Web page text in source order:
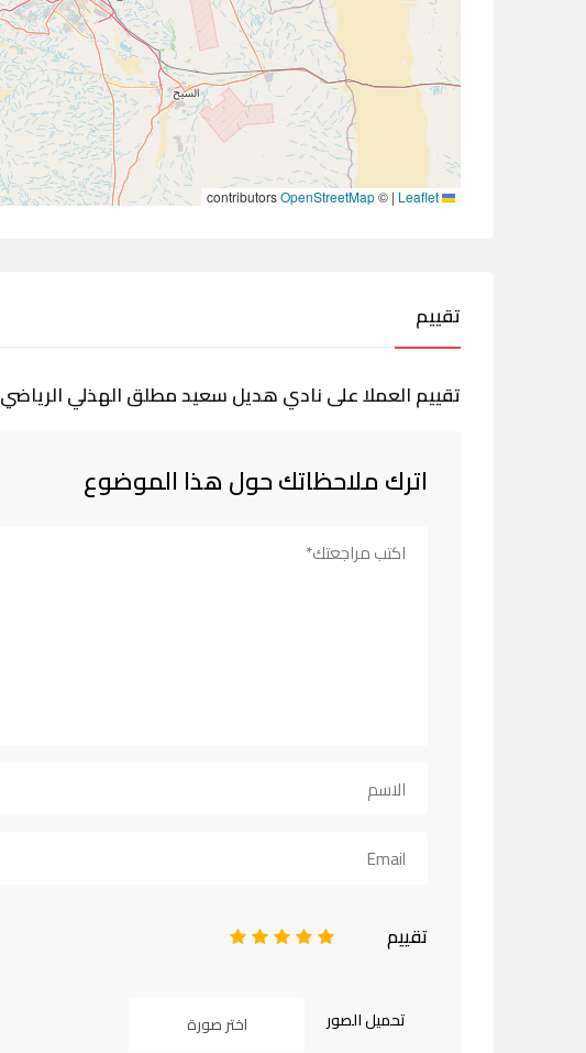
|
©
OpenStreetMap
تقييم
تقييم العملا على نادي هديل سعيد مطلق الهذلي الرياضي
اترك ملاحظاتك حول هذا الموضوع
تقييم 5
4
3
2
تحميل الصور اختر صورة